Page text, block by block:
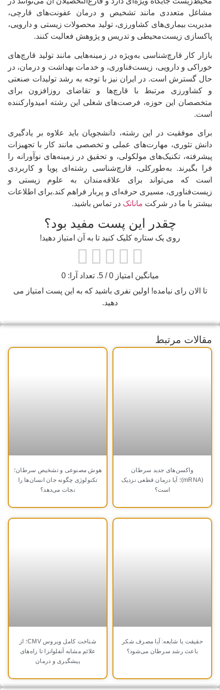
مشاغل متعددی مانند تشخیص و درمان عفونت‌های قارچی،
مدیریت بیماری‌های کشاورزی، تولید محصولات زیستی و دارویی،
پاکسازی زیست‌محیطی و تدریس و پژوهش فعالیت کنند.
بازار کار قارچ‌شناسی به‌ویژه در زمینه‌هایی مانند تولید قارچ‌های
خوراکی و دارویی، زیست‌فناوری، و خدمات بهداشت و درمان، در
حال گسترش است. در ایران نیز با توجه به رشد تولیدات صنعتی
و کشاورزی مرتبط با قارچ‌ها و تقاضای روزافزون برای
متخصصان این حوزه، فرصت‌های شغلی این رشته امیدوارکننده
است.
برای موفقیت در این رشته، دانشجویان باید علاوه بر یادگیری
دانش تئوری، مهارت‌های عملی و تخصصی مانند کار با تجهیزات
پیشرفته، تکنیک‌های مولکولی، و تحقیق در زمینه‌های نوآورانه را
فرا بگیرند. به‌طورکلی، قارچ‌شناسی رشته‌ای پویا و کاربردی
است که می‌تواند برای علاقه‌مندان به علوم زیستی و
زیست‌فناوری، مسیری حرفه‌ای و پربار فراهم کند.برای اطلاعات
بیشتر با ما در شرکت ماناتک در تماس باشید.
چقدر این پست مفید بود؟
روی یک ستاره کلیک کنید تا به آن امتیاز دهید!
میانگین امتیاز0/ 5. تعداد آرا:
0
تا الان رای نیامده! اولین نفری باشید که به این پست امتیاز می
دهید.
مقالات مرتبط
واکسن‌های جدید سرطان
(mRNA)؛ آیا درمان قطعی نزدیک
است؟
هوش مصنوعی و تشخیص سرطان؛
تکنولوژی چگونه جان انسان‌ها را
نجات می‌دهد؟
حقیقت یا شایعه: آیا مصرف شکر
باعث رشد سرطان می‌شود؟
شناخت کامل ویروس CMV؛ از
علائم مشابه آنفلوانزا تا راه‌های
پیشگیری و درمان